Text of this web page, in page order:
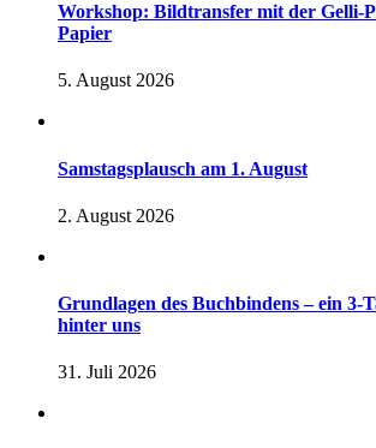
Workshop: Bildtransfer mit der Gelli-
Papier
5. August 2026
Samstagsplausch am 1. August
2. August 2026
Grundlagen des Buchbindens – ein 3-
hinter uns
31. Juli 2026